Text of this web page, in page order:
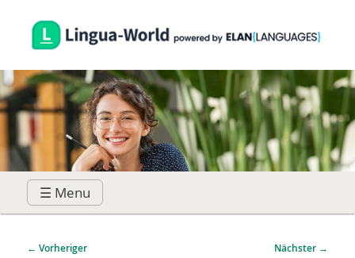
☰ Menu
Beitragsnavigation
← Vorheriger Nächster →